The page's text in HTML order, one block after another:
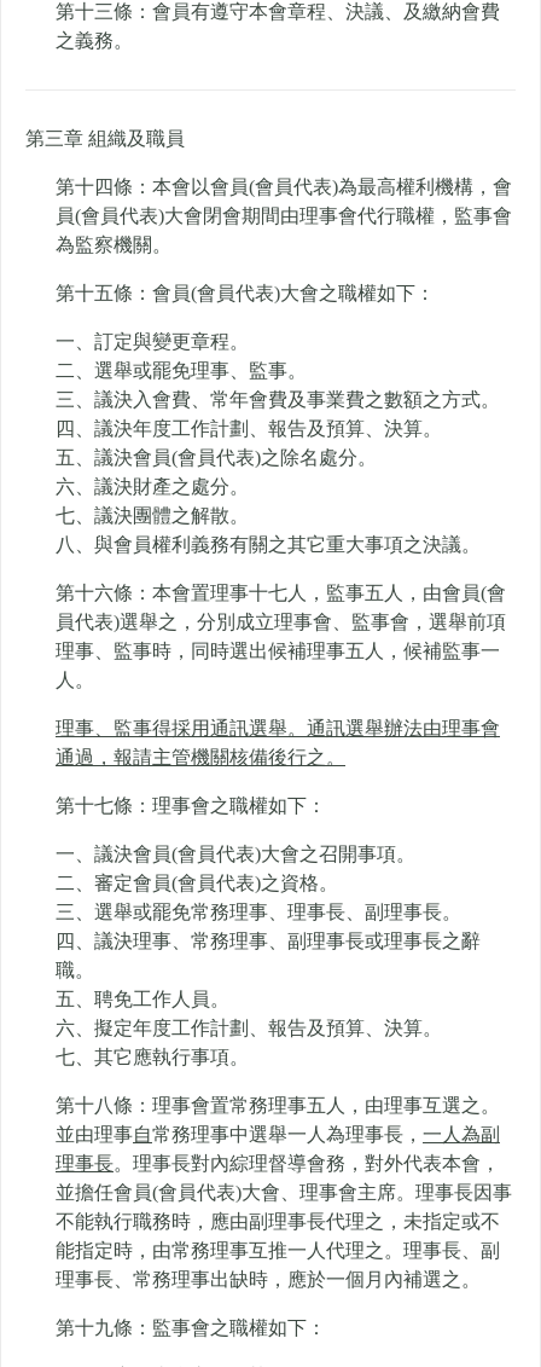
第十三條：會員有遵守本會章程、決議、及繳納會費
之義務。
第三章 組織及職員
第十四條：本會以會員(會員代表)為最高權利機構，會
員(會員代表)大會閉會期間由理事會代行職權，監事會
為監察機關。
第十五條：會員(會員代表)大會之職權如下：
一、訂定與變更章程。
二、選舉或罷免理事、監事。
三、議決入會費、常年會費及事業費之數額之方式。
四、議決年度工作計劃、報告及預算、決算。
五、議決會員(會員代表)之除名處分。
六、議決財產之處分。
七、議決團體之解散。
八、與會員權利義務有關之其它重大事項之決議。
第十六條：本會置理事十七人，監事五人，由會員(會
員代表)選舉之，分別成立理事會、監事會，選舉前項
理事、監事時，同時選出候補理事五人，候補監事一
人。
理事、監事得採用通訊選舉。通訊選舉辦法由理事會
通過，報請主管機關核備後行之。
第十七條：理事會之職權如下：
一、議決會員(會員代表)大會之召開事項。
二、審定會員(會員代表)之資格。
三、選舉或罷免常務理事、理事長、副理事長。
四、議決理事、常務理事、副理事長或理事長之辭
職。
五、聘免工作人員。
六、擬定年度工作計劃、報告及預算、決算。
七、其它應執行事項。
第十八條：理事會置常務理事五人，由理事互選之。
並由理事自常務理事中選舉一人為理事長， 一人為副
理事長。理事長對內綜理督導會務，對外代表本會，
並擔任會員(會員代表)大會、理事會主席。理事長因事
不能執行職務時，應由副理事長代理之，未指定或不
能指定時，由常務理事互推一人代理之。理事長、副
理事長、常務理事出缺時，應於一個月內補選之。
第十九條：監事會之職權如下：